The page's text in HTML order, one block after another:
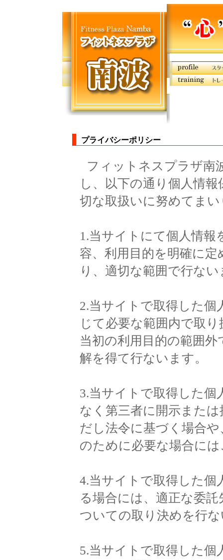
プライバシーポリシー
フィットネスプラザ南
し、以下の通り個人情
切な取扱いに努めてま
1.当サイトにて個人情報
容、利用目的を明確に
り、適切な範囲で行な
2.当サイトで取得した個
じて必要な範囲内で取
当初の利用目的の範囲
解を得て行ないます。
3.当サイトで取得した個
なく第三者に開示また
だし法令に基づく場合
のために必要な場合に
4.当サイトで取得した個
る場合には、適正な委
ついての取り決めを行
5.当サイトで取得した個